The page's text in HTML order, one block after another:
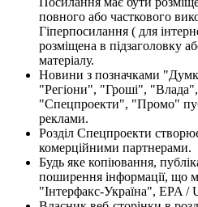
повного або часткового
Гіперпосилання ( для
розміщена в підзаголовку
матеріалу.
Новини з позначками
"Регіони", "Гроші",
"Спецпроекти", "Промо"
реклами.
Розділ Спецпроекти
комерційними партнерами.
Будь яке копіювання,
поширення інформації, що
"Інтерфакс-Україна", EPA /